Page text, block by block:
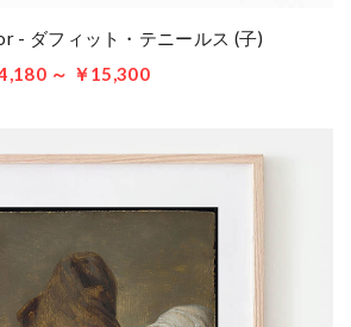
- ダフィット・テニールス (子)
～ ￥15,300